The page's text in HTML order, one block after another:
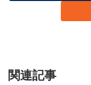
関連記事